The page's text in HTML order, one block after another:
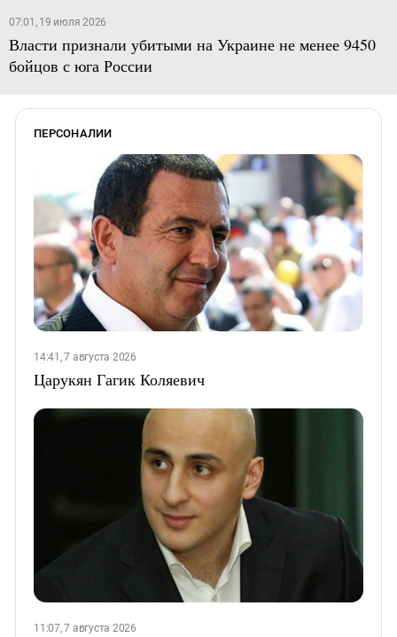
07:01, 19 июля 2026
Власти признали убитыми на Украине не менее 9450
бойцов с юга России
ПЕРСОНАЛИИ
14:41, 7 августа 2026
Царукян Гагик Коляевич
11:07, 7 августа 2026